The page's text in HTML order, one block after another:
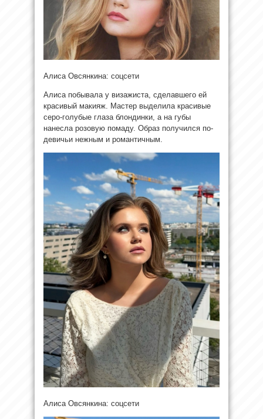
Алиса Овсянкина: соцсети
Алиса побывала у визажиста, сделавшего ей
красивый макияж. Мастер выделила красивые
серо-голубые глаза блондинки, а на губы
нанесла розовую помаду. Образ получился по-
девичьи нежным и романтичным.
Алиса Овсянкина: соцсети